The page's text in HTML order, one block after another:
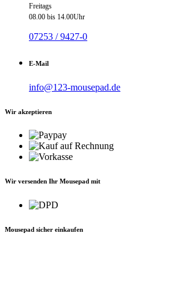
Freitags
08.00 bis 14.00Uhr
07253 / 9427-0
E-Mail
info@123-mousepad.de
Wir akzeptieren
Wir versenden Ihr Mousepad mit
Mousepad sicher einkaufen